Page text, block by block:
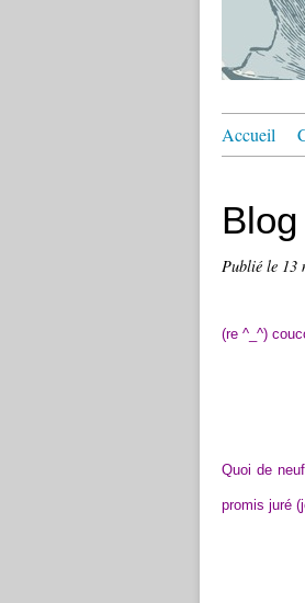
Accueil
Publié le 13
(re ^_^)
Quoi de
promis juré